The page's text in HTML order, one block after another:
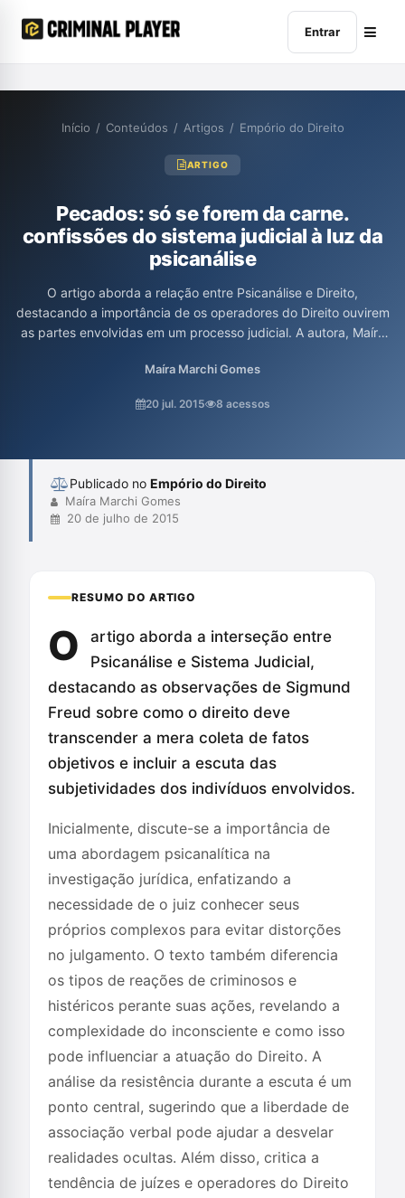
Entrar
Início / Conteúdos / Artigos / Empório do Direito
ARTIGO
Pecados: só se forem da carne.
confissões do sistema judicial à luz da
psicanálise
O artigo aborda a relação entre Psicanálise e Direito,
destacando a importância de os operadores do Direito ouvirem
as partes envolvidas em um processo judicial. A autora, Maíra
associações de palavras no sistema judicial, alertando para os
considerar as subjetividades. A reflexão proposta sugere que
Maíra Marchi Gomes
20 jul. 2015 8 acessos
Publicado no Empório do Direito
Maíra Marchi Gomes
20 de julho de 2015
RESUMO DO ARTIGO
O
artigo aborda a interseção entre
Psicanálise e Sistema Judicial,
destacando as observações de Sigmund
Freud sobre como o direito deve
transcender a mera coleta de fatos
objetivos e incluir a escuta das
subjetividades dos indivíduos envolvidos.
Inicialmente, discute-se a importância de
uma abordagem psicanalítica na
investigação jurídica, enfatizando a
necessidade de o juiz conhecer seus
próprios complexos para evitar distorções
no julgamento. O texto também diferencia
os tipos de reações de criminosos e
histéricos perante suas ações, revelando a
complexidade do inconsciente e como isso
pode influenciar a atuação do Direito. A
análise da resistência durante a escuta é um
ponto central, sugerindo que a liberdade de
associação verbal pode ajudar a desvelar
realidades ocultas. Além disso, critica a
tendência de juízes e operadores do Direito